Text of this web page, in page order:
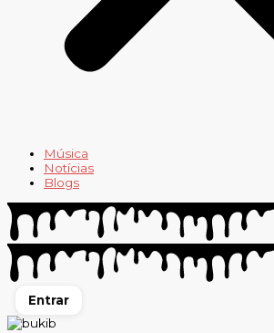
Música
Notícias
Blogs
Entrar